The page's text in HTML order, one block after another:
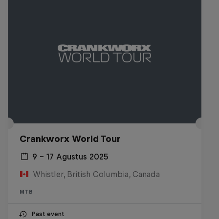
Crankworx World Tour
9 – 17 Agustus 2025
Whistler, British Columbia, Canada
MTB
Past event